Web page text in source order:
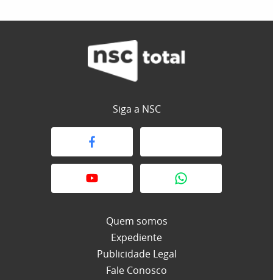
Siga a NSC
Quem somos
Expediente
Publicidade Legal
Fale Conosco